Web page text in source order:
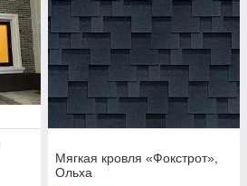
Мягкая кровля «Фокстрот»,
Ольха